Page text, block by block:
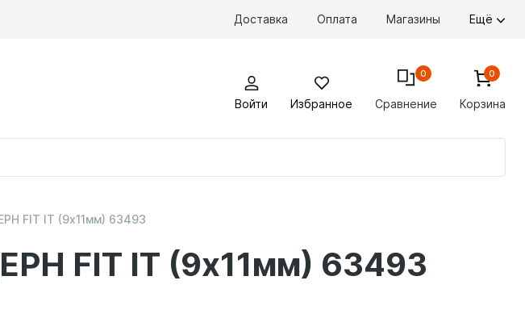
Доставка Оплата Магазины Ещё
Войти Избранное Сравнение
0
Корзина
0
FIT IT (9х11мм) 63493
FIT IT (9х11мм) 63493